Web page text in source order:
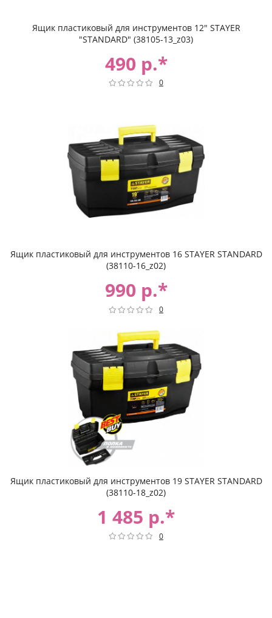
Ящик пластиковый для инструментов 12" STAYER
"STANDARD" (38105-13_z03)
490 р.*
0
Ящик пластиковый для инструментов 16 STAYER STANDARD
(38110-16_z02)
990 р.*
0
Ящик пластиковый для инструментов 19 STAYER STANDARD
(38110-18_z02)
1 485 р.*
0